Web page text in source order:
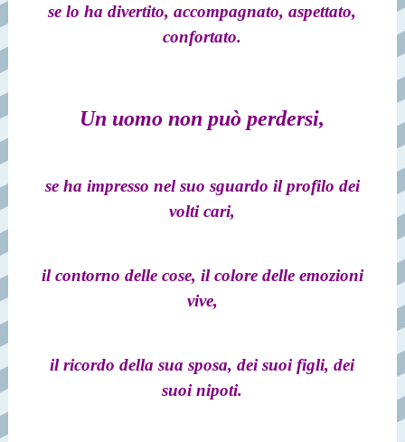
se lo ha divertito, accompagnato, aspettato,
confortato.
Un uomo non può perdersi,
se ha impresso nel suo sguardo il profilo dei
volti cari,
il contorno delle cose, il colore delle emozioni
vive,
il ricordo della sua sposa, dei suoi figli, dei
suoi nipoti.